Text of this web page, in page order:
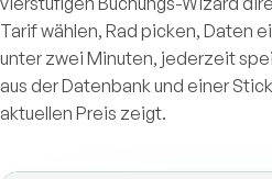
Tarif wählen, Rad picken, Daten
unter zwei Minuten, jederzeit
aus der Datenbank und einer
aktuellen Preis zeigt.